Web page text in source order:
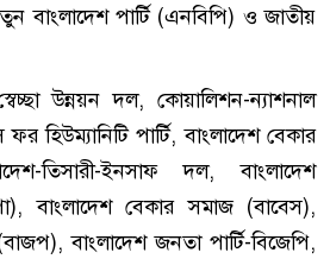
বাংলাদেশ পার্টি (এনবিপি) ও জাতীয়
উন্নয়ন দল, কোয়ালিশন-ন্যাশনাল
হিউম্যানিটি পার্টি, বাংলাদেশ বেকার
তিসারী-ইনসাফ দল, বাংলাদেশ
বাংলাদেশ বেকার সমাজ (বাবেস),
বাংলাদেশ জনতা পার্টি-বিজেপি,